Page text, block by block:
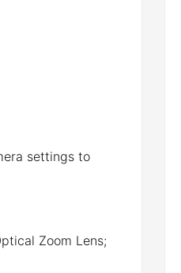
settings to
Zoom Lens;